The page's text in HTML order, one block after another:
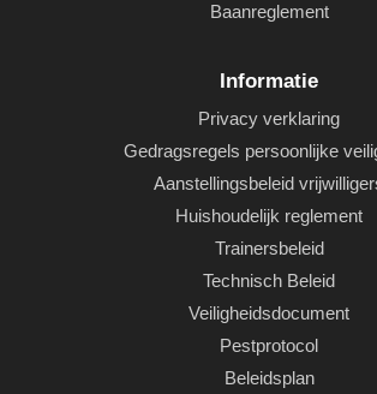
Baanreglement
Informatie
Privacy verklaring
Gedragsregels persoonlijke
Aanstellingsbeleid
Huishoudelijk reglement
Trainersbeleid
Technisch Beleid
Veiligheidsdocument
Pestprotocol
Beleidsplan